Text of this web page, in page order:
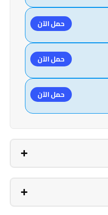
حمل الآن
حمل الآن
حمل الآن